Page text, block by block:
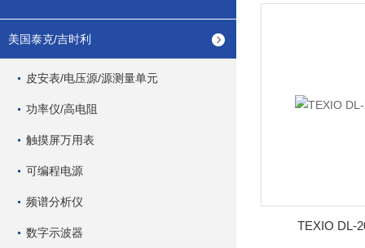
美国泰克/吉时利
皮安表/电压源/源测量单元
功率仪/高电阻
触摸屏万用表
可编程电源
频谱分析仪
数字示波器 TEXIO DL-